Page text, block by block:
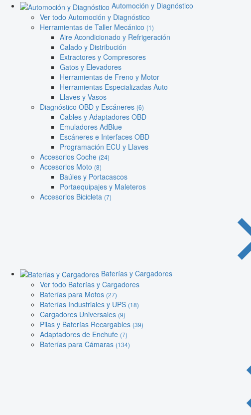
Automoción y Diagnóstico
Ver todo Automoción y Diagnóstico
Herramientas de Taller Mecánico (1)
Aire Acondicionado y Refrigeración
Calado y Distribución
Extractores y Compresores
Gatos y Elevadores
Herramientas de Freno y Motor
Herramientas Especializadas Auto
Llaves y Vasos
Diagnóstico OBD y Escáneres (6)
Cables y Adaptadores OBD
Emuladores AdBlue
Escáneres e Interfaces OBD
Programación ECU y Llaves
Accesorios Coche (24)
Accesorios Moto (8)
Baúles y Portacascos
Portaequipajes y Maleteros
Accesorios Bicicleta (7)
Baterías y Cargadores
Ver todo Baterías y Cargadores
Baterías para Motos (27)
Baterías Industriales y UPS (18)
Cargadores Universales (9)
Pilas y Baterías Recargables (39)
Adaptadores de Enchufe (7)
Baterías para Cámaras (134)